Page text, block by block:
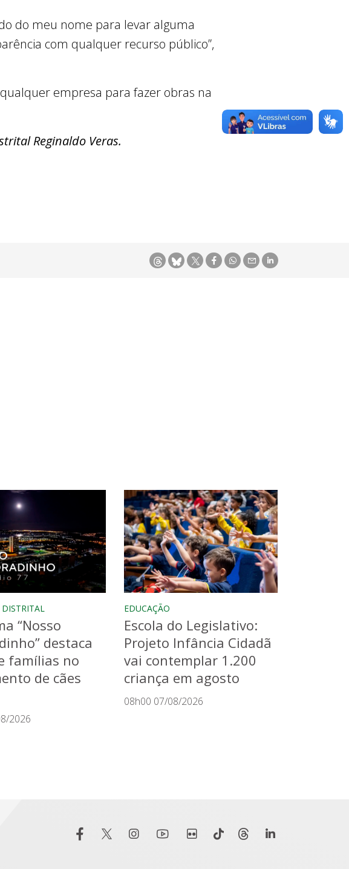
do meu nome para levar alguma
com qualquer recurso público”,
empresa para fazer obras na
Reginaldo Veras.
“Nosso
destaca
famílias no
de cães
2026
EDUCAÇÃO
Escola do Legislativo:
Projeto Infância Cidadã
vai contemplar 1.200
criança em agosto
08h00 07/08/2026